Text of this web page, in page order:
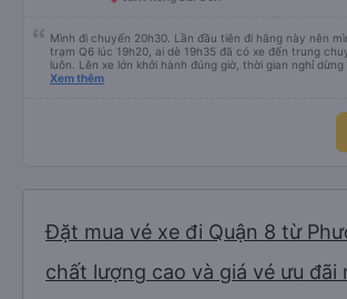
Mình đi chuyến 20h30. Lần đầu tiên đi hãng này nên
trạm Q6 lúc 19h20, ai dè 19h35 đã có xe đến trung
luôn. Lên xe lớn khởi hành đúng giờ, thời gian nghỉ
45 phút. Đến trạm Giá Rai thì có xe trung chuyển chờ
Xem thêm
Đặt mua vé xe đi Quận 8 từ
chất lượng cao và giá vé ưu đãi